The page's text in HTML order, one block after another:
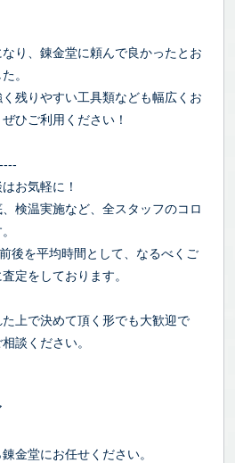
り、錬金堂に頼んで良かったとお
。
残りやすい工具類なども幅広くお
ひご利用ください！
お気軽に！
検温実施など、全スタッフのコロ
後を平均時間として、なるべくご
定をしております。
上で決めて頂く形でも大歓迎で
談ください。
金堂にお任せください。